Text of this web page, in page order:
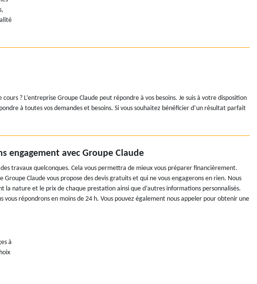
? L’entreprise Groupe Claude peut répondre à vos besoins. Je suis à votre disposition
à toutes vos demandes et besoins. Si vous souhaitez bénéficier d’un résultat parfait
engagement avec Groupe Claude
travaux quelconques. Cela vous permettra de mieux vous préparer financièrement.
Claude vous propose des devis gratuits et qui ne vous engagerons en rien. Nous
la nature et le prix de chaque prestation ainsi que d’autres informations personnalisés.
vous répondrons en moins de 24 h. Vous pouvez également nous appeler pour obtenir une
à